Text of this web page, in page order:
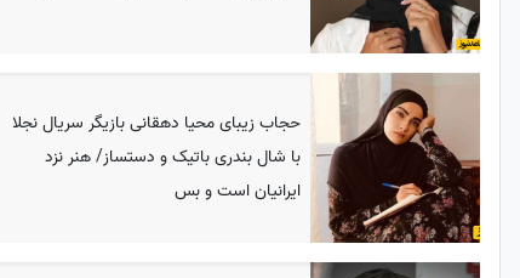
حجاب زیبای محیا دهقانی بازیگر سریال نجلا
با شال بندری باتیک و دستساز/ هنر نزد
ایرانیان است و بس